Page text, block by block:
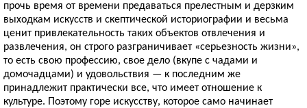
прочь время от времени предаваться прелестным и дерзким
выходкам искусств и скептической историографии и весьма
ценит привлекательность таких объектов отвлечения и
развлечения, он строго разграничивает «серьезность жизни»,
то есть свою профессию, свое дело (вкупе с чадами и
домочадцами) и удовольствия — к последним же
принадлежит практически все, что имеет отношение к
культуре. Поэтому горе искусству, которое само начинает